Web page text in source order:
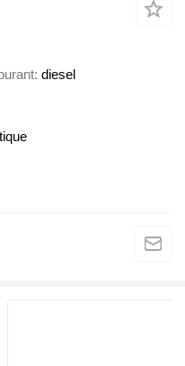
diesel